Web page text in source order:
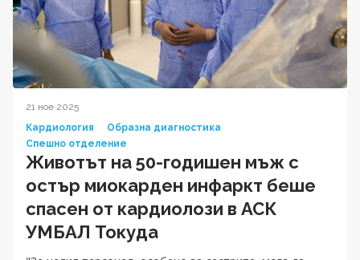
21 ное 2025
Кардиология
Образна диагностика
Спешно отделение
Животът на 50-годишен мъж с
остър миокарден инфаркт беше
спасен от кардиолози в АСК
УМБАЛ Токуда